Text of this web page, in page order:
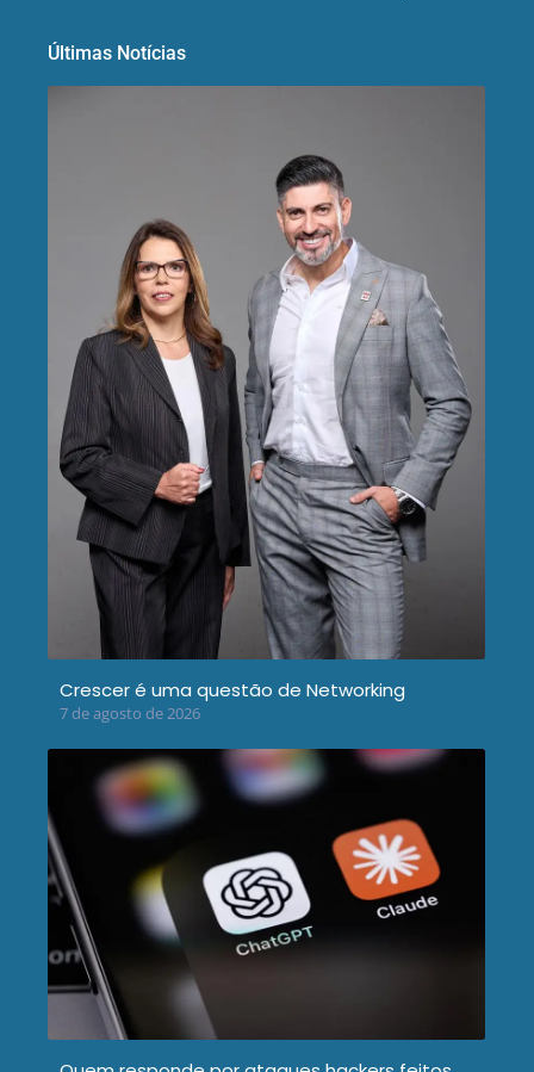
Últimas Notícias
Crescer é uma questão de Networking
7 de agosto de 2026